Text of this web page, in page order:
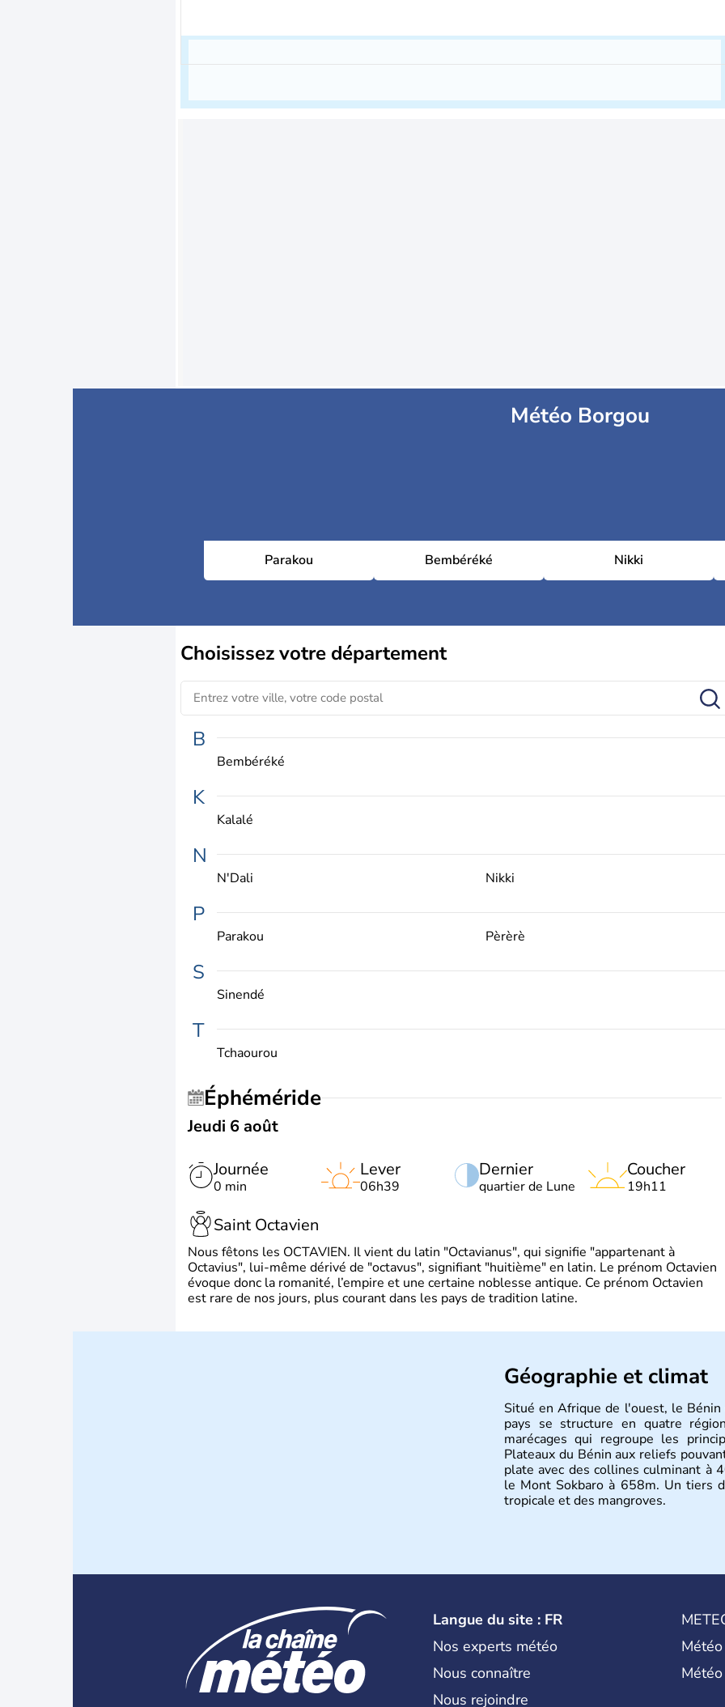
Météo Borgou
Parakou Bembéréké Nikki
Choisissezvotre département
B
Bembéréké
K
Kalalé
N
N'Dali Nikki
P
Parakou Pèrèrè
S
Sinendé
T
Tchaourou
Éphéméride
Jeudi 6 août
Journée
0 min
Dernier
quartier de Lune
Lever
06h39
Coucher
19h11
Saint Octavien
Nous fêtons les OCTAVIEN. Il vient du latin "Octavianus", qui signifie "appartenant à
Octavius", lui-même dérivé de "octavus", signifiant "huitième" en latin. Le prénom Octavien
évoque donc la romanité, l’empire et une certaine noblesse antique. Ce prénom Octavien
est rare de nos jours, plus courant dans les pays de tradition latine.
Géographie et climat
Situé en Afrique de l'ouest, le
pays se structure en quatre
marécages qui regroupe les
Plateaux du Bénin aux reliefs
plate avec des collines culminant à
le Mont Sokbaro à 658m. Un tiers
tropicale et des mangroves.
Langue du site : FR
Nos experts météo
Nous connaître
Nous rejoindre